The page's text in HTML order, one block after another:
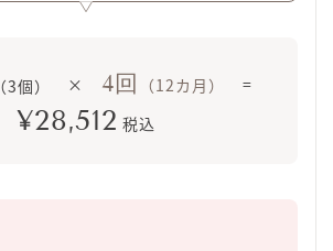
（3個） × 4回 （12カ月） =
¥28,512 税込